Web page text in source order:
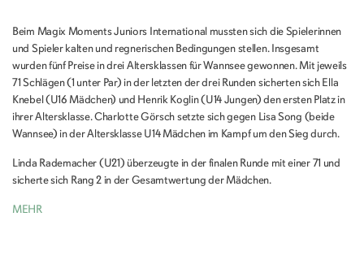
Beim Magix Moments Juniors International mussten sich die Spielerinnen
und Spieler kalten und regnerischen Bedingungen stellen. Insgesamt
wurden fünf Preise in drei Altersklassen für Wannsee gewonnen. Mit jeweils
71 Schlägen (1 unter Par) in der letzten der drei Runden sicherten sich Ella
Knebel (U16 Mädchen) und Henrik Koglin (U14 Jungen) den ersten Platz in
ihrer Altersklasse. Charlotte Görsch setzte sich gegen Lisa Song (beide
Wannsee) in der Altersklasse U14 Mädchen im Kampf um den Sieg durch.
Linda Rademacher (U21) überzeugte in der finalen Runde mit einer 71 und
sicherte sich Rang 2 in der Gesamtwertung der Mädchen.
MEHR